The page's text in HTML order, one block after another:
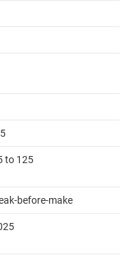
to 125
before-make